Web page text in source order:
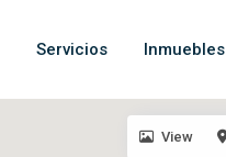
Servicios Inmuebles
View